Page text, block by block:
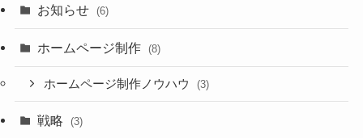
お知らせ (6)
ホームページ制作 (8)
ホームページ制作ノウハウ (3)
戦略 (3)